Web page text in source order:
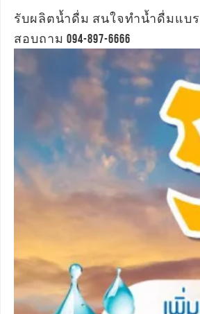
รับผลิตน้ำดื่ม สนใจทำน้ำดื่มแบ
สอบถาม 094-897-6666